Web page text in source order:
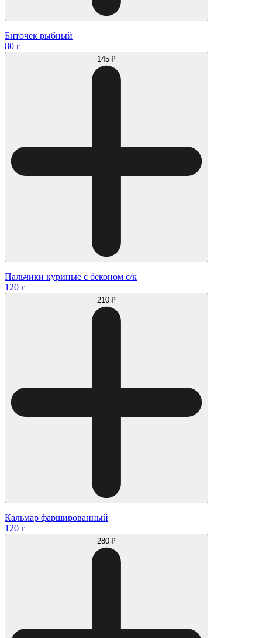
Биточек рыбный
80 г
145 ₽
Пальчики куриные с беконом с/к
120 г
210 ₽
Кальмар фаршированный
120 г
280 ₽